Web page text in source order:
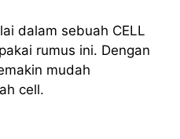
dalam sebuah CELL
rumus ini. Dengan
mudah
cell.